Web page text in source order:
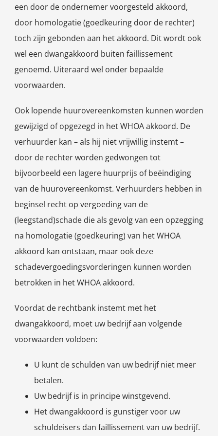
een door de ondernemer voorgesteld akkoord,
door homologatie (goedkeuring door de rechter)
toch zijn gebonden aan het akkoord. Dit wordt ook
wel een dwangakkoord buiten faillissement
genoemd. Uiteraard wel onder bepaalde
voorwaarden.
Ook lopende huurovereenkomsten kunnen worden
gewijzigd of opgezegd in het WHOA akkoord. De
verhuurder kan – als hij niet vrijwillig instemt –
door de rechter worden gedwongen tot
bijvoorbeeld een lagere huurprijs of beëindiging
van de huurovereenkomst. Verhuurders hebben in
beginsel recht op vergoeding van de
(leegstand)schade die als gevolg van een opzegging
na homologatie (goedkeuring) van het WHOA
akkoord kan ontstaan, maar ook deze
schadevergoedingsvorderingen kunnen worden
betrokken in het WHOA akkoord.
Voordat de rechtbank instemt met het
dwangakkoord, moet uw bedrijf aan volgende
voorwaarden voldoen:
U kunt de schulden van uw bedrijf niet meer
betalen.
Uw bedrijf is in principe winstgevend.
Het dwangakkoord is gunstiger voor uw
schuldeisers dan faillissement van uw bedrijf.